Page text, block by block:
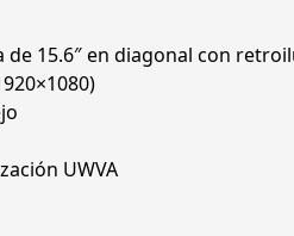
de 15.6″ en diagonal con
UWVA